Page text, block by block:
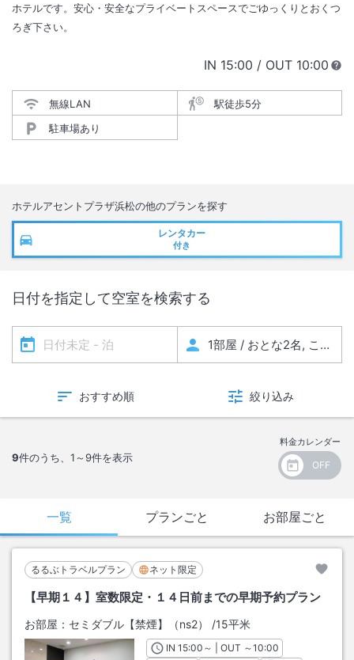
ホテルです。安心・安全なプライベートスペースでごゆっくりとおくつ
ろぎ下さい。
IN チェックイン
15:00 / OUT チェック
10:00
無線LAN
駅徒歩5分
駐車場あり
ホテルアセントプラザ浜松の他のプランを探す
レンタカー
付き
日付を指定して空室を検索する
おすすめ順 絞り込み
9件のうち、 1～9件を表示
料金カレンダー
一覧 プランごと お部屋ごと
るるぶトラベルプラン ネット限定
【早期１４】室数限定・１４日前までの早期予約プラン
お部屋： セミダブル【禁煙】（ns2） /15平米
INチェックイン
15:00 ～ | OUT チェックアウト
～10:00